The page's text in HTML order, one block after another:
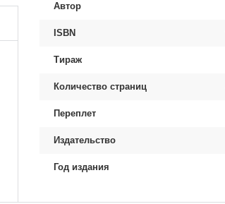
Автор
ISBN
Тираж
Количество страниц
Переплет
Издательство
Год издания